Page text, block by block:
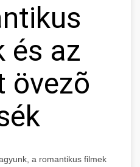
és az
övezõ
a romantikus filmek